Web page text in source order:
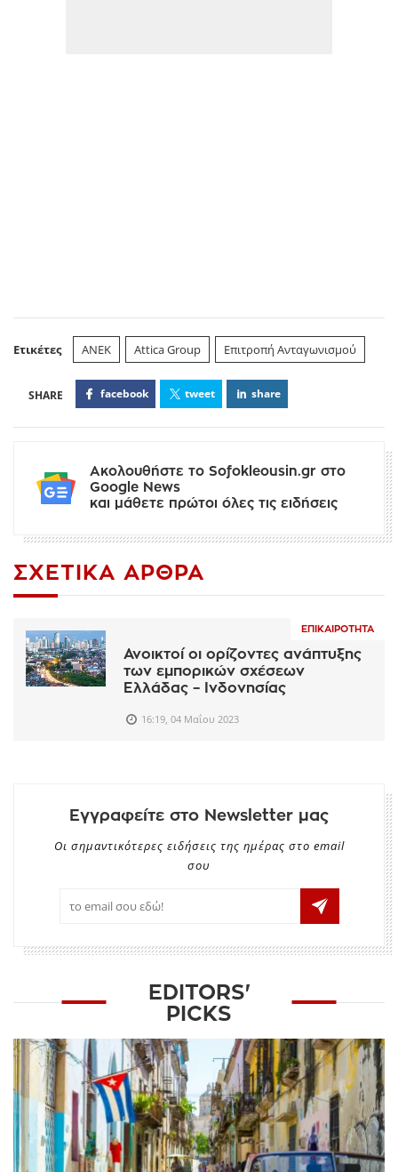
Ετικέτες ΑΝΕΚ Attica Group Επιτροπή Ανταγωνισμού
facebook tweet share
Ακολουθήστε το Sofokleousin.gr στο
Google News
και μάθετε πρώτοι όλες τις ειδήσεις
ΣΧΕΤΙΚΆ ΆΡΘΡΑ
ΕΠΙΚΑΙΡΌΤΗΤΑ
Ανοικτοί οι ορίζοντες ανάπτυξης
των εμπορικών σχέσεων
Ελλάδας – Ινδονησίας
16:19, 04 Μαΐου 2023
Εγγραφείτε στο Newsletter μας
Οι σημαντικότερες ειδήσεις της ημέρας στο email
σου
EDITORS'
PICKS